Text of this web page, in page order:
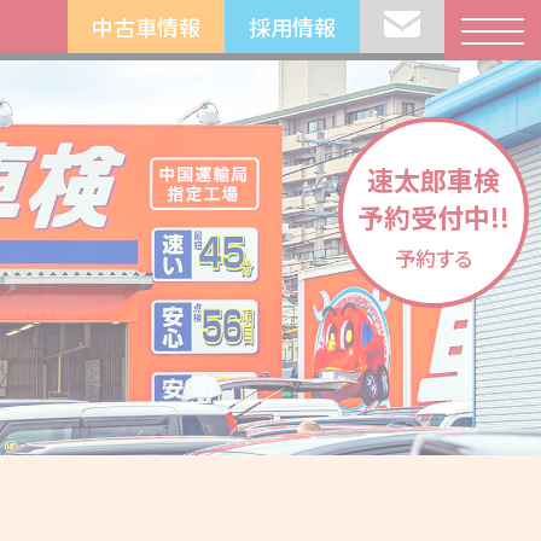
中古車情報 採用情報
速太郎車検
予約受付中!!
予約する